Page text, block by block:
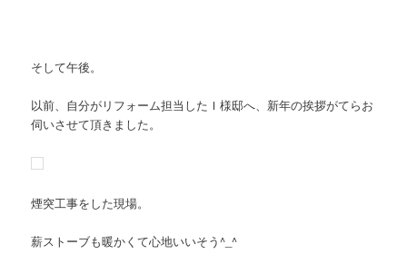
そして午後。
以前、自分がリフォーム担当したＩ様邸へ、新年の挨拶がてらお
伺いさせて頂きました。
煙突工事をした現場。
薪ストーブも暖かくて心地いいそう^_^